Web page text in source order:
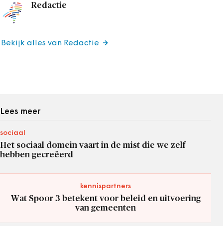
Redactie
Bekijk alles van Redactie
Lees meer
sociaal
Het sociaal domein vaart in de mist die we zelf
hebben gecreëerd
kennispartners
Wat Spoor 3 betekent voor beleid en uitvoering
van gemeenten